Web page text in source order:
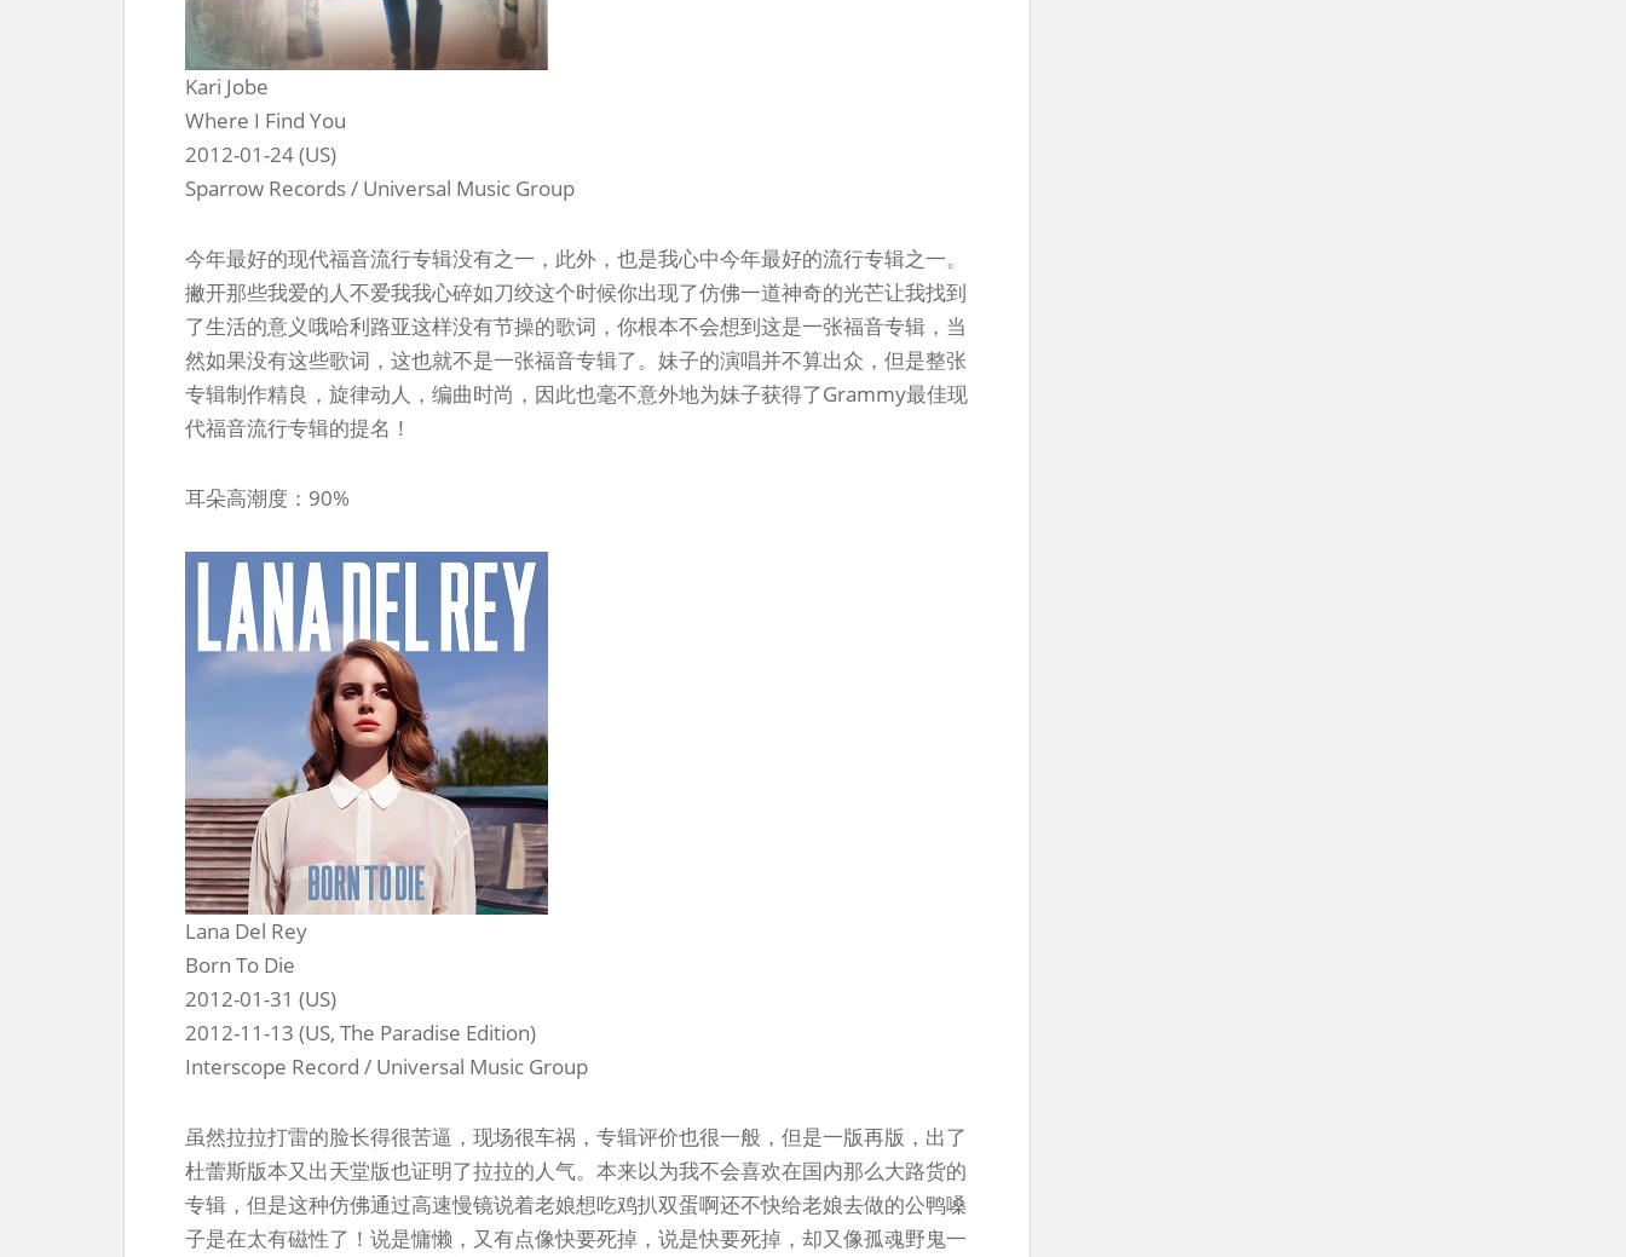
Kari Jobe
Where I Find You
2012-01-24 (US)
Sparrow Records / Universal Music Group
今年最好的现代福音流行专辑没有之一，此外，也是我心中今年最好的流行专辑之一。
撇开那些我爱的人不爱我我心碎如刀绞这个时候你出现了仿佛一道神奇的光芒让我找到
了生活的意义哦哈利路亚这样没有节操的歌词，你根本不会想到这是一张福音专辑，当
然如果没有这些歌词，这也就不是一张福音专辑了。妹子的演唱并不算出众，但是整张
专辑制作精良，旋律动人，编曲时尚，因此也毫不意外地为妹子获得了Grammy最佳现
代福音流行专辑的提名！
耳朵高潮度：90%
Lana Del Rey
Born To Die
2012-01-31 (US)
2012-11-13 (US, The Paradise Edition)
Interscope Record / Universal Music Group
虽然拉拉打雷的脸长得很苦逼，现场很车祸，专辑评价也很一般，但是一版再版，出了
杜蕾斯版本又出天堂版也证明了拉拉的人气。本来以为我不会喜欢在国内那么大路货的
专辑，但是这种仿佛通过高速慢镜说着老娘想吃鸡扒双蛋啊还不快给老娘去做的公鸭嗓
子是在太有磁性了！说是慵懒，又有点像快要死掉，说是快要死掉，却又像孤魂野鬼一